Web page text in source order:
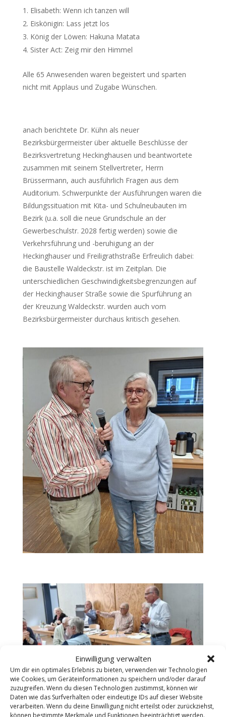
Einwilligung verwalten
Um dir ein optimales Erlebnis zu bieten, verwenden wir Technologien
wie Cookies, um Geräteinformationen zu speichern und/oder darauf
zuzugreifen. Wenn du diesen Technologien zustimmst, können wir
Daten wie das Surfverhalten oder eindeutige IDs auf dieser Website
verarbeiten. Wenn du deine Einwilligung nicht erteilst oder zurückziehst,
können bestimmte Merkmale und Funktionen beeinträchtigt werden.
Elisabeth: Wenn ich tanzen will
Eiskönigin: Lass jetzt los
König der Löwen: Hakuna Matata
Sister Act: Zeig mir den Himmel
Alle 65 Anwesenden waren begeistert und sparten
nicht mit Applaus und Zugabe Wünschen.
anach berichtete Dr. Kühn als neuer
Bezirksbürgermeister über aktuelle Beschlüsse der
Bezirksvertretung Heckinghausen und beantwortete
zusammen mit seinem Stellvertreter, Herrn
Brüssermann, auch ausführlich Fragen aus dem
Auditorium. Schwerpunkte der Ausführungen waren die
Bildungssituation mit Kita- und Schulneubauten im
Bezirk (u.a. soll die neue Grundschule an der
Gewerbeschulstr. 2028 fertig werden) sowie die
Verkehrsführung und -beruhigung an der
Heckinghauser und Freiligrathstraße Erfreulich dabei:
die Baustelle Waldeckstr. ist im Zeitplan. Die
unterschiedlichen Geschwindigkeitsbegrenzungen auf
der Heckinghauser Straße sowie die Spurführung an
der Kreuzung Waldeckstr. wurden auch vom
Bezirksbürgermeister durchaus kritisch gesehen.
Bericht des Bezirksbürgermeisters Dr. Kühn –alle Fotos:
Draws/HBV